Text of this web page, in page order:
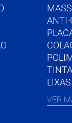
ANTI-
LIXAS
VER